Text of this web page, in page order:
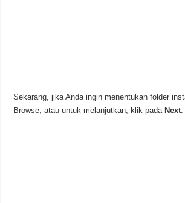
Sekarang, jika Anda ingin menentukan folder
Browse, atau untuk melanjutkan, klik pada Next.